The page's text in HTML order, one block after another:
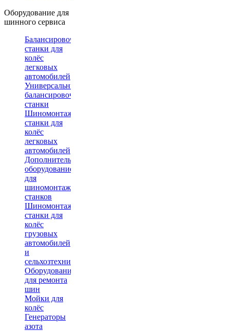
Оборудование для
шинного сервиса
Балансировочные
станки для
колёс
легковых
автомобилей
Универсальные
балансировочные
станки
Шиномонтажные
станки для
колёс
легковых
автомобилей
Дополнительное
оборудование
для
шиномонтажных
станков
Шиномонтажные
станки для
колёс
грузовых
автомобилей
и
сельхозтехники
Оборудование
для ремонта
шин
Мойки для
колёс
Генераторы
азота